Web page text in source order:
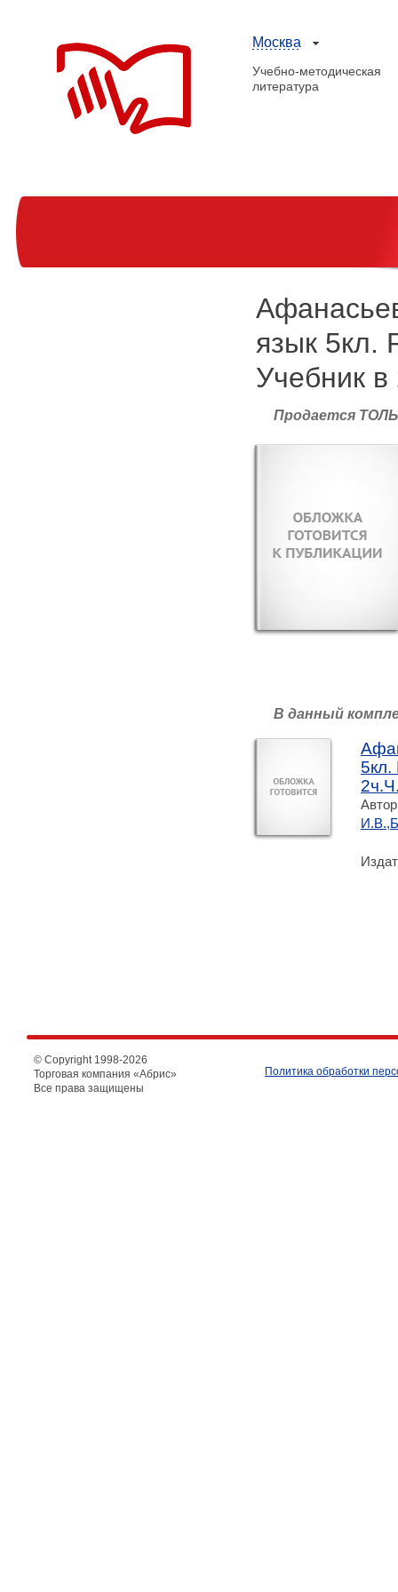
Москва
Учебно-методическая
литература
язык 5кл.
Учебник
Продается
В данный
© Copyright 1998-2026
Торговая компания «Абрис»
Все права защищены
Политика обработки